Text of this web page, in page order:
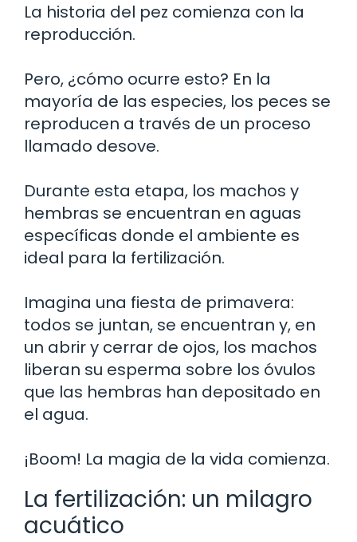
La historia del pez comienza con la
reproducción.
Pero, ¿cómo ocurre esto? En la
mayoría de las especies, los peces se
reproducen a través de un proceso
llamado desove.
Durante esta etapa, los machos y
hembras se encuentran en aguas
específicas donde el ambiente es
ideal para la fertilización.
Imagina una fiesta de primavera:
todos se juntan, se encuentran y, en
un abrir y cerrar de ojos, los machos
liberan su esperma sobre los óvulos
que las hembras han depositado en
el agua.
¡Boom! La magia de la vida comienza.
La fertilización: un milagro
acuático